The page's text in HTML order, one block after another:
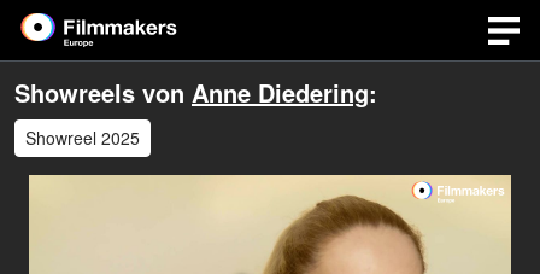
Showreels von Anne Diedering:
Showreel 2025